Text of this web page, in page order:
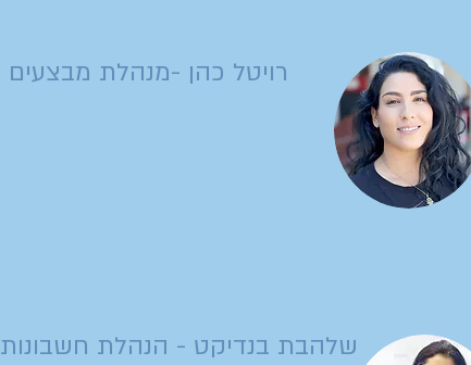
רויטל כהן -מנהלת מבצעים
שלהבת בנדיקט - הנהלת חשבונות